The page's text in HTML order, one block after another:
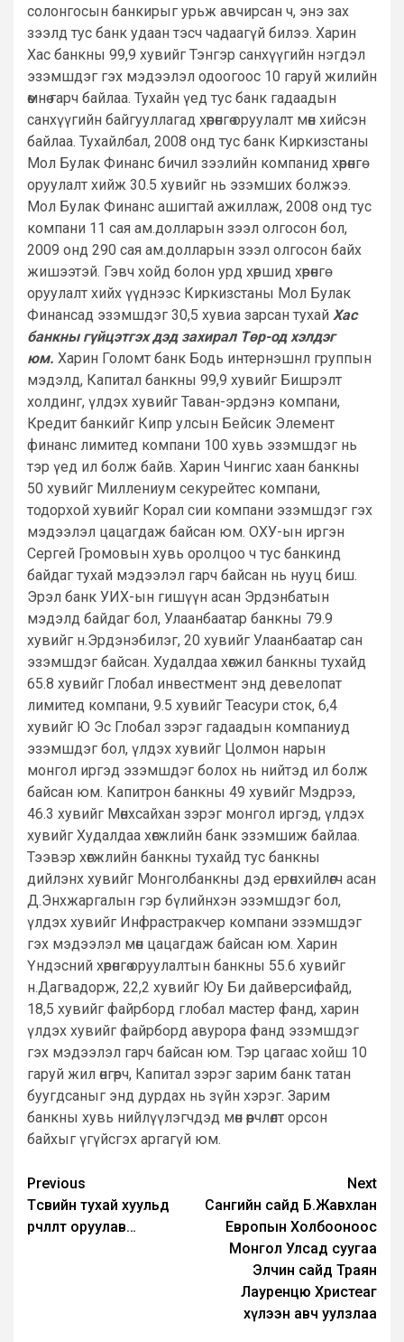
солонгосын банкирыг урьж авчирсан ч, энэ зах
зээлд тус банк удаан тэсч чадаагүй билээ. Харин
Хас банкны 99,9 хувийг Тэнгэр санхүүгийн нэгдэл
эзэмшдэг гэх мэдээлэл одоогоос 10 гаруй жилийн
өмнө гарч байлаа. Тухайн үед тус банк гадаадын
санхүүгийн байгууллагад хөрөнгө оруулалт мөн хийсэн
байлаа. Тухайлбал, 2008 онд тус банк Киркизстаны
Мол Булак Финанс бичил зээлийн компанид хөрөнгө
оруулалт хийж 30.5 хувийг нь эзэмших болжээ.
Мол Булак Финанс ашигтай ажиллаж, 2008 онд тус
компани 11 сая ам.долларын зээл олгосон бол,
2009 онд 290 сая ам.долларын зээл олгосон байх
жишээтэй. Гэвч хойд болон урд хөршид хөрөнгө
оруулалт хийх үүднээс Киркизстаны Мол Булак
Финансад эзэмшдэг 30,5 хувиа зарсан тухай Хас
банкны гүйцэтгэх дэд захирал Төр-од хэлдэг
юм. Харин Голомт банк Бодь интернэшнл группын
мэдэлд, Капитал банкны 99,9 хувийг Бишрэлт
холдинг, үлдэх хувийг Таван-эрдэнэ компани,
Кредит банкийг Кипр улсын Бейсик Элемент
финанс лимитед компани 100 хувь эзэмшдэг нь
тэр үед ил болж байв. Харин Чингис хаан банкны
50 хувийг Миллениум секурейтес компани,
тодорхой хувийг Корал сии компани эзэмшдэг гэх
мэдээлэл цацагдаж байсан юм. ОХУ-ын иргэн
Сергей Громовын хувь оролцоо ч тус банкинд
байдаг тухай мэдээлэл гарч байсан нь нууц биш.
Эрэл банк УИХ-ын гишүүн асан Эрдэнбатын
мэдэлд байдаг бол, Улаанбаатар банкны 79.9
хувийг н.Эрдэнэбилэг, 20 хувийг Улаанбаатар сан
эзэмшдэг байсан. Худалдаа хөгжил банкны тухайд
65.8 хувийг Глобал инвестмент энд девелопат
лимитед компани, 9.5 хувийг Теасури сток, 6,4
хувийг Ю Эс Глобал зэрэг гадаадын компаниуд
эзэмшдэг бол, үлдэх хувийг Цолмон нарын
монгол иргэд эзэмшдэг болох нь нийтэд ил болж
байсан юм. Капитрон банкны 49 хувийг Мэдрээ,
46.3 хувийг Мөнхсайхан зэрэг монгол иргэд, үлдэх
хувийг Худалдаа хөгжлийн банк эзэмшиж байлаа.
Тээвэр хөгжлийн банкны тухайд тус банкны
дийлэнх хувийг Монголбанкны дэд ерөнхийлөгч асан
Д.Энхжаргалын гэр бүлийнхэн эзэмшдэг бол,
үлдэх хувийг Инфрастракчер компани эзэмшдэг
гэх мэдээлэл мөн цацагдаж байсан юм. Харин
Үндэсний хөрөнгө оруулалтын банкны 55.6 хувийг
н.Дагвадорж, 22,2 хувийг Юу Би дайверсифайд,
18,5 хувийг файрборд глобал мастер фанд, харин
үлдэх хувийг файрборд авурора фанд эзэмшдэг
гэх мэдээлэл гарч байсан юм. Тэр цагаас хойш 10
гаруй жил өнгөрч, Капитал зэрэг зарим банк татан
буугдсаныг энд дурдах нь зүйн хэрэг. Зарим
банкны хувь нийлүүлэгчдэд мөн өөрчлөлт орсон
байхыг үгүйсгэх аргагүй юм.
Post
navigation
Previous
Төсвийн тухай хуульд
өөрчлөлт оруулав…
Next
Сангийн сайд Б.Жавхлан
Европын Холбооноос
Монгол Улсад суугаа
Элчин сайд Траян
Лауренцю Христеаг
хүлээн авч уулзлаа